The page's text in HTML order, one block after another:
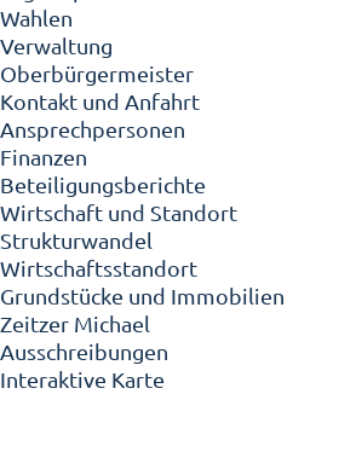
Wahlen
Verwaltung
Oberbürgermeister
Kontakt und Anfahrt
Ansprechpersonen
Finanzen
Beteiligungsberichte
Wirtschaft und Standort
Strukturwandel
Wirtschaftsstandort
Grundstücke und Immobilien
Zeitzer Michael
Ausschreibungen
Interaktive Karte